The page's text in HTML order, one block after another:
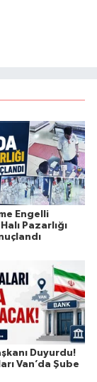
Engelli
Pazarlığı
Duyurdu!
Van’da Şube